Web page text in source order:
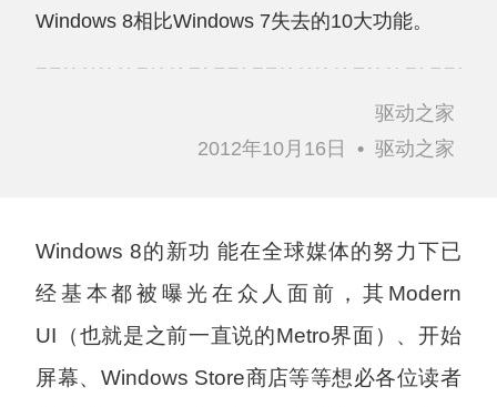
Windows 8相比Windows 7失去的10大功能。
驱动之家
2012年10月16日
• 驱动之家
Windows 8的新功 能在全球媒体的努力下已
经基本都被曝光在众人面前，其Modern
UI（也就是之前一直说的Metro界面）、开始
屏幕、Windows Store商店等等想必各位读者